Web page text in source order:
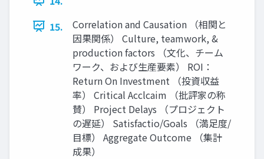
15.
Correlation and Causation （相関と
因果関係） Culture, teamwork, &
production factors （文化、チーム
ワーク、および生産要素） ROI：
Return On Investment （投資収益
率） Critical Acclcaim （批評家の称
賛） Project Delays （プロジェクト
の遅延） Satisfactio/Goals （満足度/
目標） Aggregate Outcome （集計
成果）